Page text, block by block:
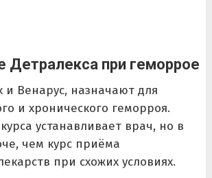
Детралекса при геморрое
и Венарус, назначают для
и хронического геморроя.
устанавливает врач, но в
чем курс приёма
при схожих условиях.